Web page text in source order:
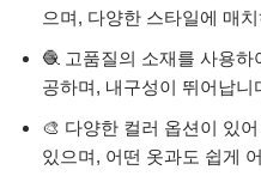
으며, 다양한 스타일에 매
🧶 고품질의 소재를 사용
공하며, 내구성이 뛰어납니
🎨 다양한 컬러 옵션이 있
있으며, 어떤 옷과도 쉽게